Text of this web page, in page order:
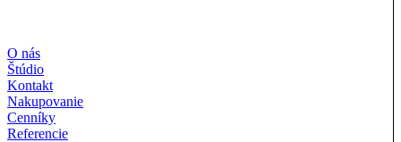
O nás
Štúdio
Kontakt
Nakupovanie
Cenníky
Referencie